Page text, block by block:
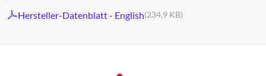
Hersteller-Datenblatt - English(234,9 KB)